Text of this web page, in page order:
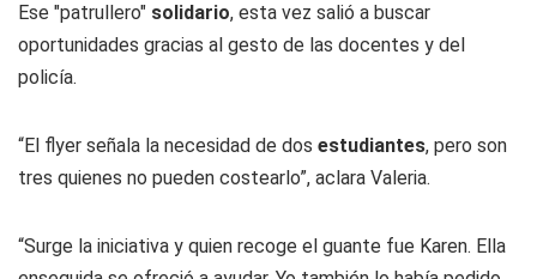
Ese "patrullero" solidario, esta vez salió a buscar
oportunidades gracias al gesto de las docentes y del
policía.
“El flyer señala la necesidad de dos estudiantes, pero son
tres quienes no pueden costearlo”, aclara Valeria.
“Surge la iniciativa y quien recoge el guante fue Karen. Ella